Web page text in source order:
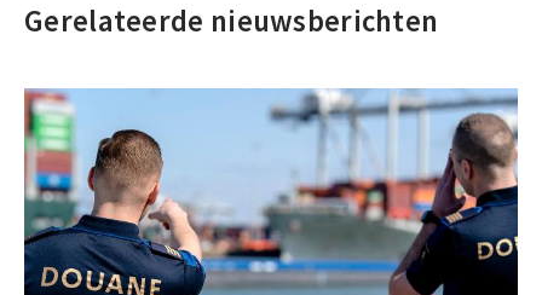
Gerelateerde nieuwsberichten